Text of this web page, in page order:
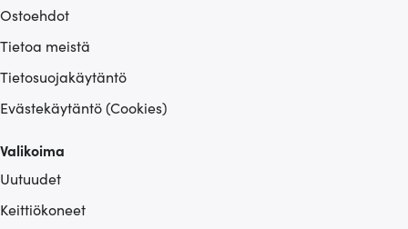
Ostoehdot
Tietoa meistä
Tietosuojakäytäntö
Evästekäytäntö (Cookies)
Valikoima
Uutuudet
Keittiökoneet